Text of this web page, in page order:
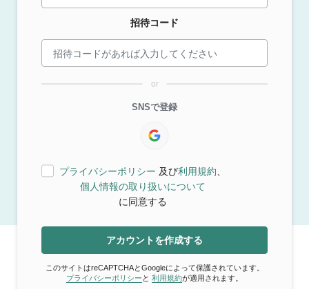
招待コード
or
SNSで登録
プライバシーポリシー 及び利用規約
個人情報の取り扱いについて
に同意する
アカウントを作成する
このサイトはreCAPTCHAとGoogleによって保護されています。
プライバシーポリシー と 利用規約が適用されます。